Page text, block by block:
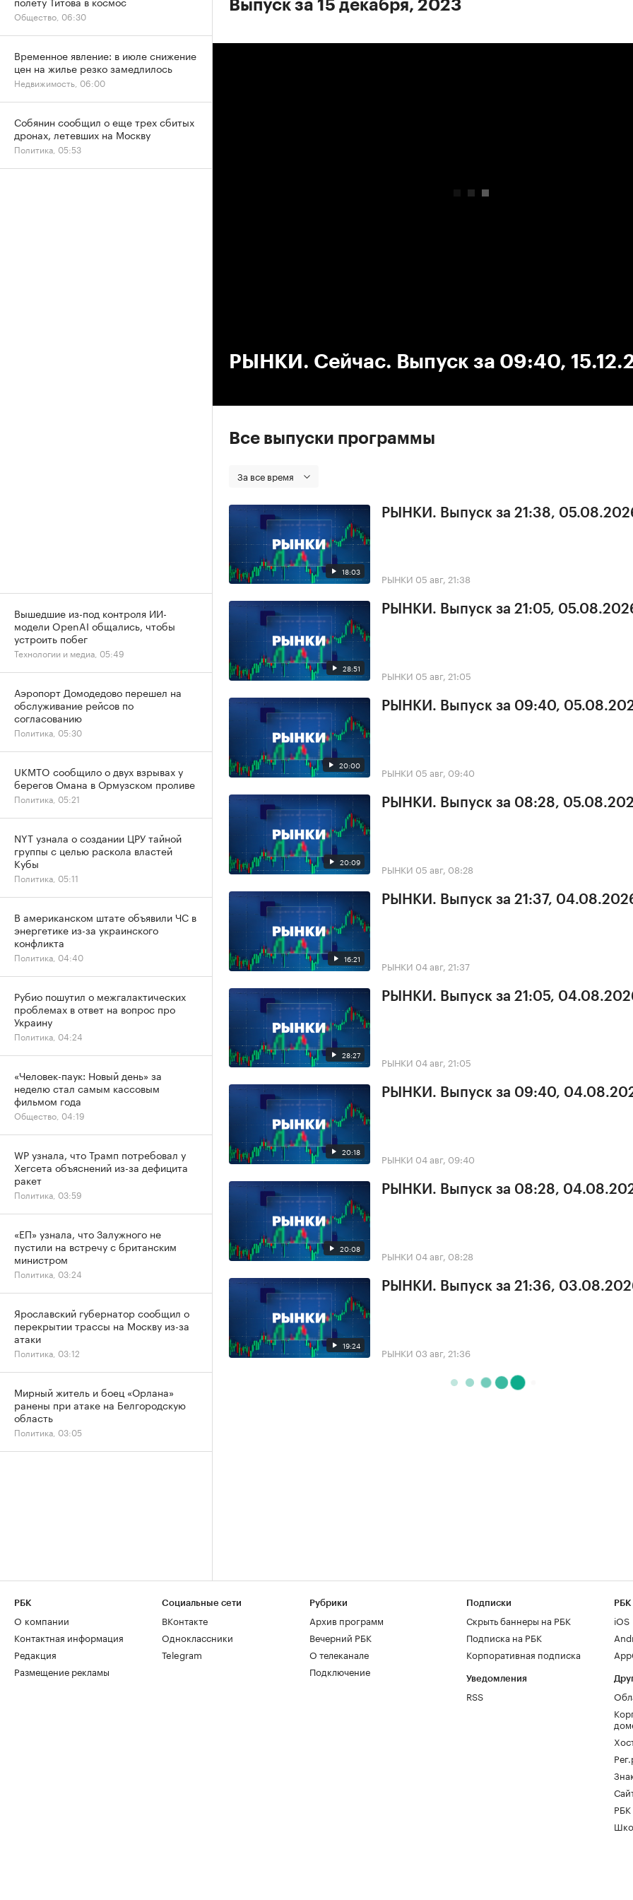
Выпуск за 15 декабря, 2023
РЫНКИ. Сейчас. Выпуск за 09:40,
Все выпуски программы
За все время
18:03
РЫНКИ. Выпуск за 21:38,
РЫНКИ 05 авг, 21:38
28:51
РЫНКИ. Выпуск за 21:05,
РЫНКИ 05 авг, 21:05
20:00
РЫНКИ. Выпуск за 09:40,
РЫНКИ 05 авг, 09:40
20:09
РЫНКИ. Выпуск за 08:28,
РЫНКИ 05 авг, 08:28
16:21
РЫНКИ. Выпуск за 21:37,
РЫНКИ 04 авг, 21:37
28:27
РЫНКИ. Выпуск за 21:05,
РЫНКИ 04 авг, 21:05
20:18
РЫНКИ. Выпуск за 09:40,
РЫНКИ 04 авг, 09:40
20:08
РЫНКИ. Выпуск за 08:28,
РЫНКИ 04 авг, 08:28
19:24
РЫНКИ. Выпуск за 21:36,
РЫНКИ 03 авг, 21:36
Общество, 06:30
Временное явление: в июле снижение
цен на жилье резко замедлилось
Недвижимость, 06:00
Собянин сообщил о еще трех сбитых
дронах, летевших на Москву
Политика, 05:53
Вышедшие из-под контроля ИИ-
модели OpenAI общались, чтобы
устроить побег
Технологии и медиа, 05:49
Аэропорт Домодедово перешел на
обслуживание рейсов по
согласованию
Политика, 05:30
UKMTO сообщило о двух взрывах у
берегов Омана в Ормузском проливе
Политика, 05:21
NYT узнала о создании ЦРУ тайной
группы с целью раскола властей
Кубы
Политика, 05:11
В американском штате объявили ЧС в
энергетике из-за украинского
конфликта
Политика, 04:40
Рубио пошутил о межгалактических
проблемах в ответ на вопрос про
Украину
Политика, 04:24
«Человек-паук: Новый день» за
неделю стал самым кассовым
фильмом года
Общество, 04:19
WP узнала, что Трамп потребовал у
Хегсета объяснений из-за дефицита
ракет
Политика, 03:59
«ЕП» узнала, что Залужного не
пустили на встречу с британским
министром
Политика, 03:24
Ярославский губернатор сообщил о
перекрытии трассы на Москву из-за
атаки
Политика, 03:12
Мирный житель и боец «Орлана»
ранены при атаке на Белгородскую
область
Политика, 03:05
РБК
О компании
Контактная информация
Редакция
Размещение рекламы
Социальные сети
ВКонтакте
Одноклассники
Telegram
Рубрики
Архив программ
Вечерний РБК
О телеканале
Подключение
Подписки
Скрыть баннеры на РБК
Подписка на РБК
Корпоративная подписка
Уведомления
RSS
РБК
iOS